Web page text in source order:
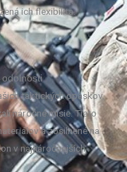
ich flexibilita.
taktických opaskov,
náročné misie. Tieto
a zosilnené na
v najnáročnejších